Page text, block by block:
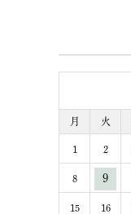
月 火
1 2
8 9
15 16